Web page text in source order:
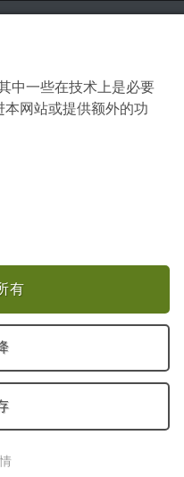
游览 P0017EA00365
中一些在技术上是必要
网站或提供额外的功
有